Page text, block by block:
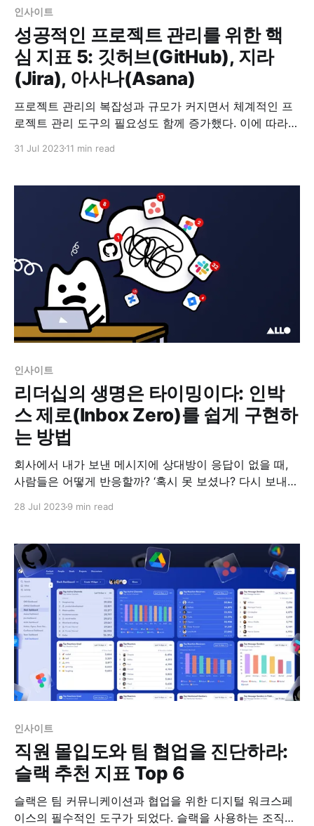
인사이트
성공적인 프로젝트 관리를 위한 핵
심 지표 5: 깃허브(GitHub), 지라
(Jira), 아사나(Asana)
프로젝트 관리의 복잡성과 규모가 커지면서 체계적인 프
로젝트 관리 도구의 필요성도 함께 증가했다. 이에 따라
주는 프로젝트 관리 도구도 꾸준히 발전하고 있다. 깃허브
하는 프로젝트 관리 도구로, 효과적인 프로젝트 관리 프로
세스 적용을 돕는다. 그러나 프로젝트
31 Jul 202311 min read
인사이트
리더십의 생명은 타이밍이다: 인박
스 제로(Inbox Zero)를 쉽게 구현하
는 방법
회사에서 내가 보낸 메시지에 상대방이 응답이 없을 때,
사람들은 어떻게 반응할까? ‘혹시 못 보셨나? 다시 보내봐
걸까? 많은 리더 및 관리자는 매일 팀원들로부터 수많은
피드백,
28 Jul 20239 min read
인사이트
직원 몰입도와 팀 협업을 진단하라:
슬랙 추천 지표 Top 6
슬랙은 팀 커뮤니케이션과 협업을 위한 디지털 워크스페
이스의 필수적인 도구가 되었다. 슬랙을 사용하는 조직이